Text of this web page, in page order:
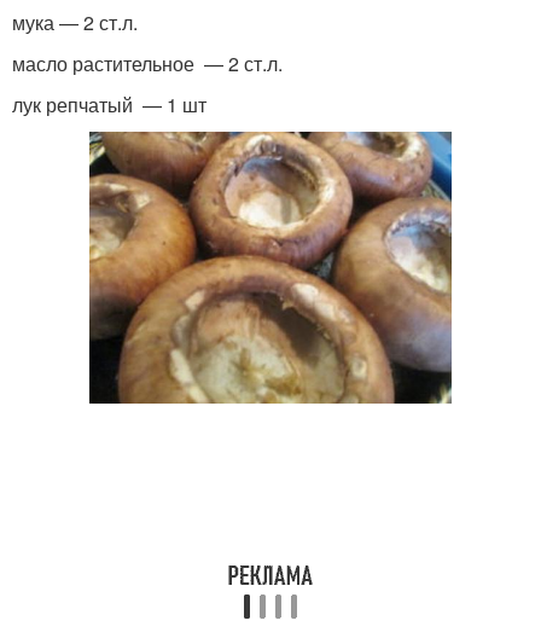
мука — 2 ст.л.
масло растительное — 2 ст.л.
лук репчатый — 1 шт